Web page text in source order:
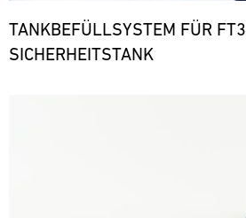
TANKBEFÜLLSYSTEM FÜR FT3
SICHERHEITSTANK